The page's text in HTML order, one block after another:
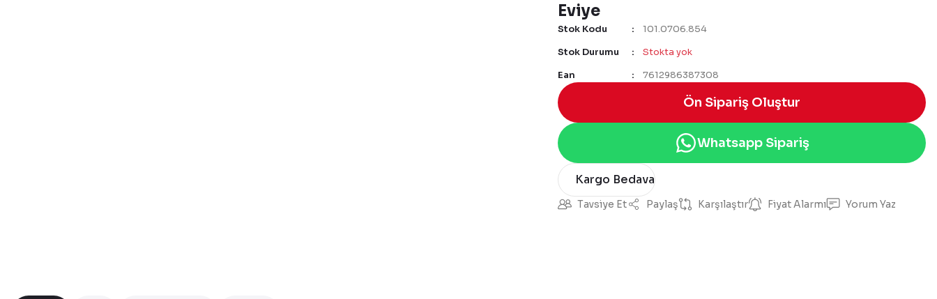
Eviye
Stok Kodu
101.0706.854
Stok Durumu
Stokta yok
Ean
7612986387308
Ön Sipariş Oluştur
Whatsapp Sipariş
Kargo Bedava
Tavsiye Et Paylaş Karşılaştır Fiyat Alarmı Yorum Yaz